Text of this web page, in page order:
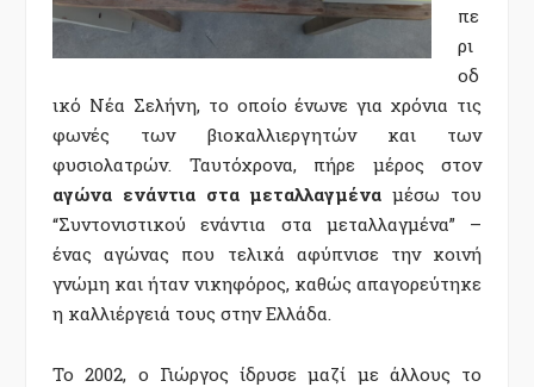
πε
ρι
οδ
ικό Νέα Σελήνη, το οποίο ένωνε για χρόνια τις
φωνές των βιοκαλλιεργητών και των
φυσιολατρών. Ταυτόχρονα, πήρε μέρος στον
αγώνα ενάντια στα μεταλλαγμένα μέσω του
“Συντονιστικού ενάντια στα μεταλλαγμένα” –
ένας αγώνας που τελικά αφύπνισε την κοινή
γνώμη και ήταν νικηφόρος, καθώς απαγορεύτηκε
η καλλιέργειά τους στην Ελλάδα.
Το 2002, ο Γιώργος ίδρυσε μαζί με άλλους το